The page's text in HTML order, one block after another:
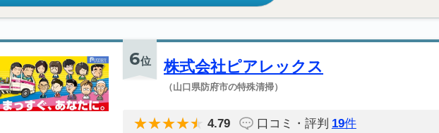
6位 株式会社ピアレックス
（山口県防府市の特殊清掃）
4.79 口コミ・評判 19件